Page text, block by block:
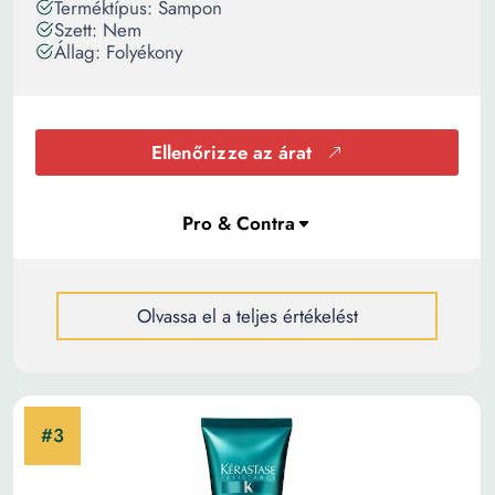
Terméktípus: Sampon
Szett: Nem
Állag: Folyékony
Ellenőrizze az árat
Olvassa el a teljes értékelést